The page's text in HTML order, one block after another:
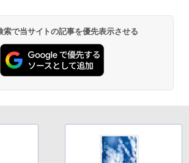
で当サイトの記事を優先表示させる